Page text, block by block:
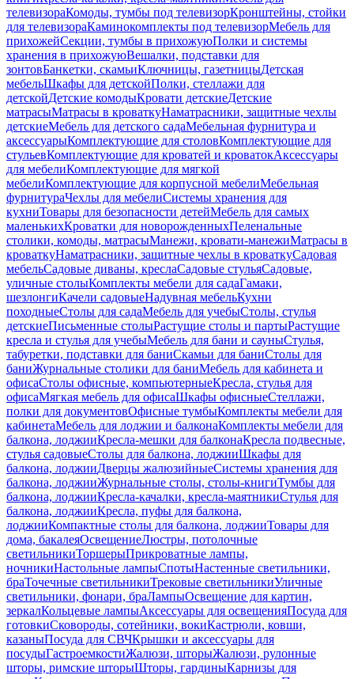
телевизораКомоды, тумбы под телевизорКронштейны, стойки
для телевизораКаминокомплекты под телевизорМебель для
прихожейСекции, тумбы в прихожуюПолки и системы
хранения в прихожуюВешалки, подставки для
зонтовБанкетки, скамьиКлючницы, газетницыДетская
мебельШкафы для детскойПолки, стеллажи для
детскойДетские комодыКровати детскиеДетские
матрасыМатрасы в кроваткуНаматрасники, защитные чехлы
детскиеМебель для детского садаМебельная фурнитура и
аксессуарыКомплектующие для столовКомплектующие для
стульевКомплектующие для кроватей и кроватокАксессуары
для мебелиКомплектующие для мягкой
мебелиКомплектующие для корпусной мебелиМебельная
фурнитураЧехлы для мебелиСистемы хранения для
кухниТовары для безопасности детейМебель для самых
маленькихКроватки для новорожденныхПеленальные
столики, комоды, матрасыМанежи, кровати-манежиМатрасы в
кроваткуНаматрасники, защитные чехлы в кроваткуСадовая
мебельСадовые диваны, креслаСадовые стульяСадовые,
уличные столыКомплекты мебели для садаГамаки,
шезлонгиКачели садовыеНадувная мебельКухни
походныеСтолы для садаМебель для учебыСтолы, стулья
детскиеПисьменные столыРастущие столы и партыРастущие
кресла и стулья для учебыМебель для бани и сауныСтулья,
табуретки, подставки для баниСкамьи для баниСтолы для
баниЖурнальные столики для баниМебель для кабинета и
офисаСтолы офисные, компьютерныеКресла, стулья для
офисаМягкая мебель для офисаШкафы офисныеСтеллажи,
полки для документовОфисные тумбыКомплекты мебели для
кабинетаМебель для лоджии и балконаКомплекты мебели для
балкона, лоджииКресла-мешки для балконаКресла подвесные,
стулья садовыеСтолы для балкона, лоджииШкафы для
балкона, лоджииДверцы жалюзийныеСистемы хранения для
балкона, лоджииЖурнальные столы, столы-книгиТумбы для
балкона, лоджииКресла-качалки, кресла-маятникиСтулья для
балкона, лоджииКресла, пуфы для балкона,
лоджииКомпактные столы для балкона, лоджииТовары для
дома, бакалеяОсвещениеЛюстры, потолочные
светильникиТоршерыПрикроватные лампы,
ночникиНастольные лампыСпотыНастенные светильники,
браТочечные светильникиТрековые светильникиУличные
светильники, фонари, браЛампыОсвещение для картин,
зеркалКольцевые лампыАксессуары для освещенияПосуда для
готовкиСковороды, сотейники, вокиКастрюли, ковши,
казаныПосуда для СВЧКрышки и аксессуары для
посудыГастроемкостиЖалюзи, шторыЖалюзи, рулонные
шторы, римские шторыШторы, гардиныКарнизы для